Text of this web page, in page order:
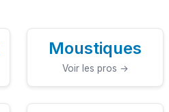
Moustiques
Voir les pros →